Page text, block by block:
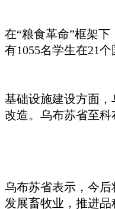
在“粮食革命”框架
有1055名学生在21
基础设施建设方面
改造。乌布苏省至科
乌布苏省表示，今
发展畜牧业，推进品